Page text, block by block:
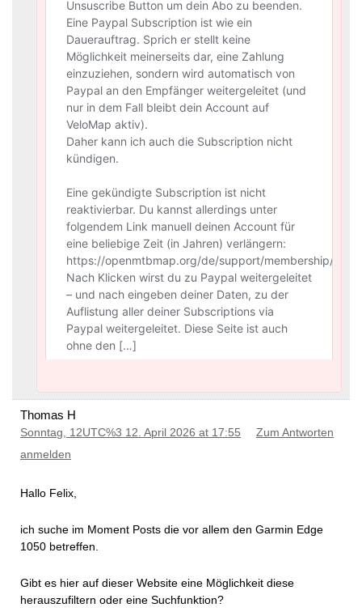
Thomas H
Sonntag, 12UTC%3 12. April 2026 at 17:55
Zum Antworten
anmelden
Hallo Felix,
ich suche im Moment Posts die vor allem den Garmin Edge
1050 betreffen.
Gibt es hier auf dieser Website eine Möglichkeit diese
herauszufiltern oder eine Suchfunktion?